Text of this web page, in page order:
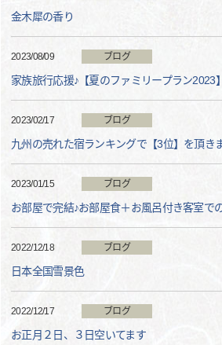
金木犀の香り
2023/08/09 ブログ
家族旅行応援♪【夏のファミリープラン2023】
2023/02/17 ブログ
九州の売れた宿ランキングで【3位】を頂き
2023/01/15 ブログ
お部屋で完結♪お部屋食＋お風呂付き客室で
2022/12/18 ブログ
日本全国雪景色
2022/12/17 ブログ
お正月２日、３日空いてます